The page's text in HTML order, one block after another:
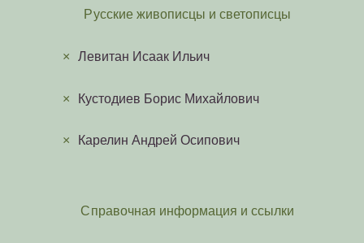
Русские живописцы и светописцы
×Левитан Исаак Ильич
Кустодиев Борис Михайлович
Карелин Андрей Осипович
Справочная информация и ссылки